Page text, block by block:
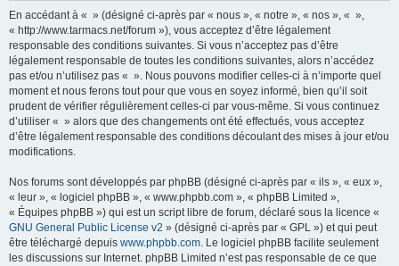
En accédant à « » (désigné ci-après par « nous », « notre », « nos », « »,
« http://www.tarmacs.net/forum »), vous acceptez d’être légalement
responsable des conditions suivantes. Si vous n’acceptez pas d’être
légalement responsable de toutes les conditions suivantes, alors n’accédez
pas et/ou n’utilisez pas « ». Nous pouvons modifier celles-ci à n’importe quel
moment et nous ferons tout pour que vous en soyez informé, bien qu’il soit
prudent de vérifier régulièrement celles-ci par vous-même. Si vous continuez
d’utiliser « » alors que des changements ont été effectués, vous acceptez
d’être légalement responsable des conditions découlant des mises à jour et/ou
modifications.
Nos forums sont développés par phpBB (désigné ci-après par « ils », « eux »,
« leur », « logiciel phpBB », « www.phpbb.com », « phpBB Limited »,
« Équipes phpBB ») qui est un script libre de forum, déclaré sous la licence «
GNU General Public License v2 » (désigné ci-après par « GPL ») et qui peut
être téléchargé depuis www.phpbb.com. Le logiciel phpBB facilite seulement
les discussions sur Internet. phpBB Limited n’est pas responsable de ce que